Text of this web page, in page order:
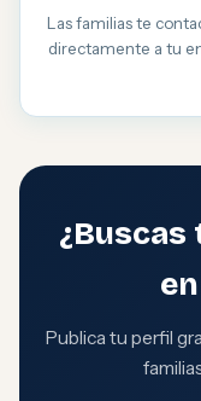
Las familias te
directamente a tu
¿Buscas
Publica tu perfil